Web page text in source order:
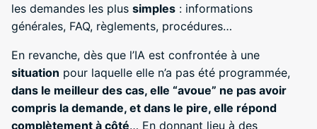
les demandes les plus simples : informations
générales, FAQ, règlements, procédures…
En revanche, dès que l’IA est confrontée à une
situation pour laquelle elle n’a pas été programmée,
dans le meilleur des cas, elle “avoue” ne pas avoir
compris la demande, et dans le pire, elle répond
complètement à côté… En donnant lieu à des